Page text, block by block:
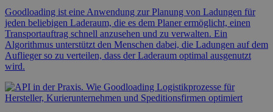
Goodloading ist eine Anwendung zur Planung von Ladungen für
jeden beliebigen Laderaum, die es dem Planer ermöglicht, einen
Transportauftrag schnell anzusehen und zu verwalten. Ein
Algorithmus unterstützt den Menschen dabei, die Ladungen auf dem
Auflieger so zu verteilen, dass der Laderaum optimal ausgenutzt
wird.